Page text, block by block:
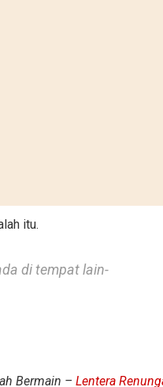
itu.
di tempat lain-
Bermain – Lentera